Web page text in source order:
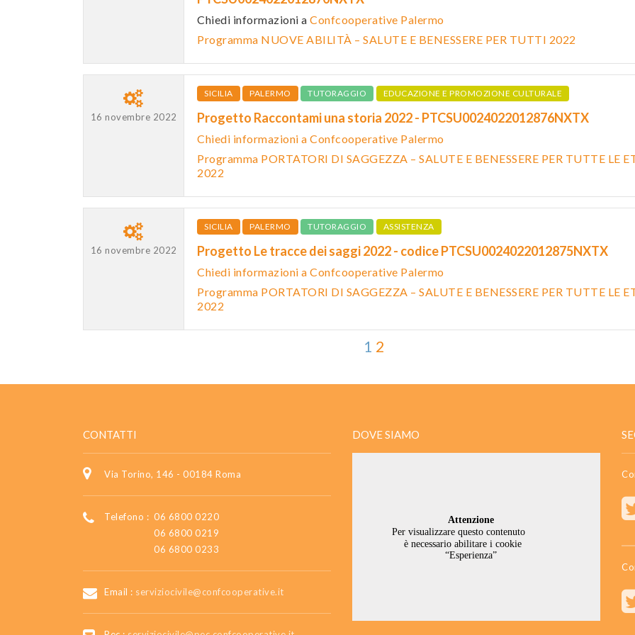
Chiedi informazioni a Confcooperative Palermo
Programma NUOVE ABILITÀ – SALUTE E BENESSERE PER TUTTI 2022
16 novembre 2022
SICILIA PALERMO TUTORAGGIO EDUCAZIONE E PROMOZIONE CULTURALE
Progetto Raccontami una storia 2022 - PTCSU0024022012876NXTX
Chiedi informazioni a Confcooperative Palermo
Programma PORTATORI DI SAGGEZZA – SALUTE E BENESSERE PER TUTTE LE
2022
16 novembre 2022
SICILIA PALERMO TUTORAGGIO ASSISTENZA
Progetto Le tracce dei saggi 2022 - codice PTCSU0024022012875NXTX
Chiedi informazioni a Confcooperative Palermo
Programma PORTATORI DI SAGGEZZA – SALUTE E BENESSERE PER TUTTE LE
2022
1 2
CONTATTI
Via Torino, 146 - 00184 Roma
Telefono : 06 6800 0220
06 6800 0219
06 6800 0233
Email : serviziocivile@confcooperative.it
DOVE SIAMO